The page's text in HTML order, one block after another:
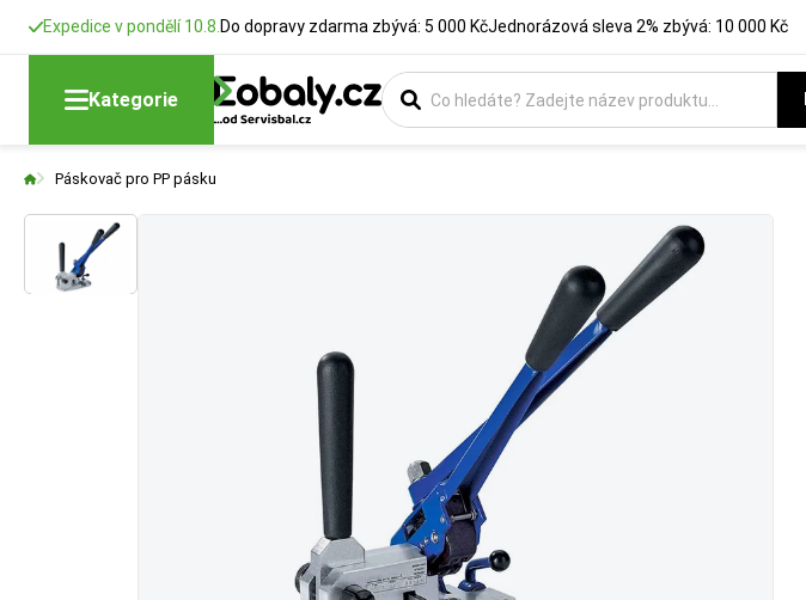
Expedice v pondělí 10.8. Do dopravy zdarma zbývá: 5 000 KčJednorázová sleva 2% zbývá: 10 000 Kč
Kategorie
Páskovač pro PP pásku